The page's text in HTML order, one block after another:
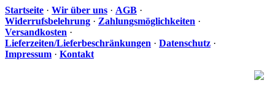
Startseite · Wir über uns · AGB ·
Widerrufsbelehrung · Zahlungsmöglichkeiten ·
Versandkosten ·
Lieferzeiten/Lieferbeschränkungen · Datenschutz ·
Impressum · Kontakt